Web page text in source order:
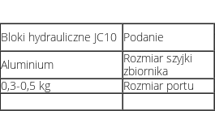
Bloki hydrauliczne JC10 Podanie
Aluminium
Rozmiar szyjki
zbiornika
0,3-0,5 kg Rozmiar portu